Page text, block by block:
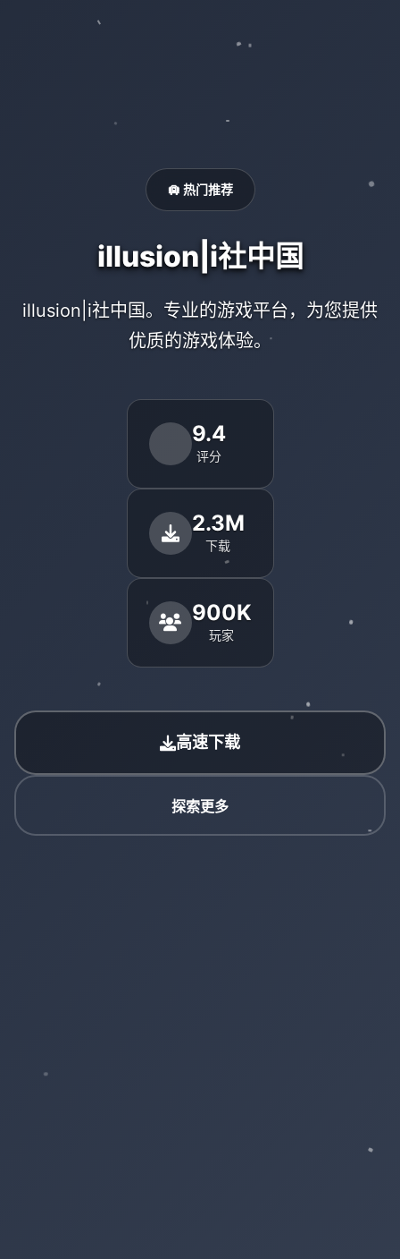
🛄 热门推荐
illusion|i社中国
illusion|i社中国。专业的游戏平台，为您提供
优质的游戏体验。
9.4
评分
2.3M
下载
900K
玩家
高速下载
探索更多